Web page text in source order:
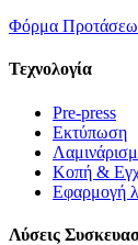
Φόρμα
Τεχνολογία
Pre-press
Εκτύπωση
Κοπή &
Εφαρμογή
Λύσεις